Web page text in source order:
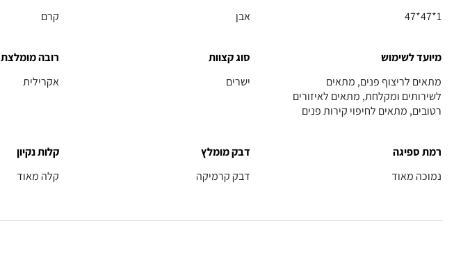
47*47*1
אבן
קרם
מיועד לשימוש
מתאים לריצוף פנים, מתאים
לשירותים ומקלחת, מתאים לאיזורים
רטובים, מתאים לחיפוי קירות פנים
סוג קצוות
ישרים
רובה מומלצת
אקרילית
רמת ספיגה
נמוכה מאוד
דבק מומלץ
דבק קרמיקה
קלות נקיון
קלה מאוד